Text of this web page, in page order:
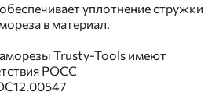
уплотнение стружки
в материал.
Trusty-Tools имеют
POCC